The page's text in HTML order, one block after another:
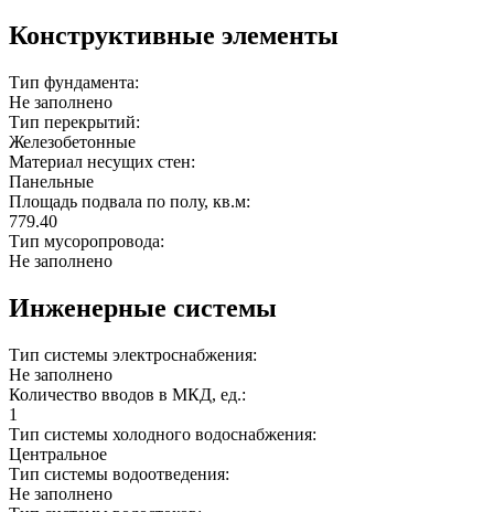
Конструктивные элементы
Тип фундамента:
Не заполнено
Тип перекрытий:
Железобетонные
Материал несущих стен:
Панельные
Площадь подвала по полу, кв.м:
779.40
Тип мусоропровода:
Не заполнено
Инженерные системы
Тип системы электроснабжения:
Не заполнено
Количество вводов в МКД, ед.:
1
Тип системы холодного водоснабжения:
Центральное
Тип системы водоотведения:
Не заполнено